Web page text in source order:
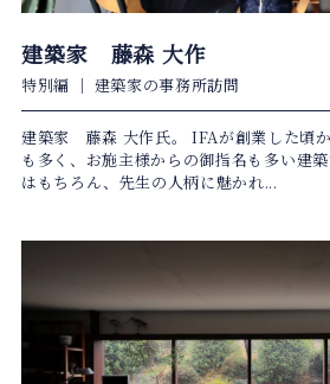
建築家 藤森 大作
特別編 ｜ 建築家の事務所訪問
建築家 藤森 大作氏。 IFAが創業した頃
も多く、お施主様からの御指名も多い建
はもちろん、先生の人柄に魅かれ...